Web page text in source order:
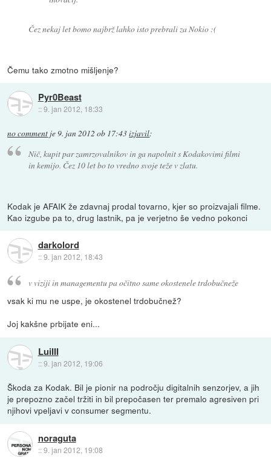
Čez nekaj let bomo najbrž lahko isto prebrali za Nokio :(
Čemu tako zmotno mišljenje?
Pyr0Beast
::9. jan 2012, 18:33
no comment je9. jan 2012 ob 17:43izjavil:
Nič, kupit par zamrzovalnikov in ga napolnit s Kodakovimi filmi
in kemijo. Čez 10 let bo to vredno svoje teže v zlatu.
Kodak je AFAIK že zdavnaj prodal tovarno, kjer so proizvajali filme.
Kao izgube pa to, drug lastnik, pa je verjetno še vedno pokonci
darkolord
::9. jan 2012, 18:43
v viziji in managementu pa očitno same okostenele trdobučneže
vsak ki mu ne uspe, je okostenel trdobučnež?
Joj kakšne prbijate eni...
LuiIII
::9. jan 2012, 19:06
Škoda za Kodak. Bil je pionir na področju digitalnih senzorjev, a jih
je prepozno začel tržiti in bil prepočasen ter premalo agresiven pri
njihovi vpeljavi v consumer segmentu.
noraguta
::9. jan 2012, 19:08